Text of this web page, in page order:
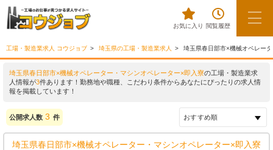
お気に入り 閲覧履歴
工場・製造業求人 コウジョブ 埼玉県の工場・製造業求人 埼玉県春日部市×機械オペレー
埼玉県春日部市×機械オペレーター・マシンオペレーター×即入寮の工場・製造業求
人情報が3件あります！勤務地や職種、こだわり条件からあなたにぴったりの求人情
報を掲載しています！
公開求人数 3 件
埼玉県春日部市×機械オペレーター・マシンオペレーター×即入寮